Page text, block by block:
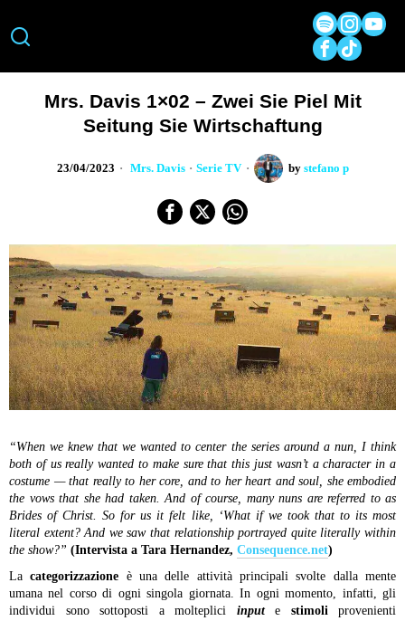
Mrs. Davis 1×02 – Zwei Sie Piel Mit
Seitung Sie Wirtschaftung
23/04/2023 Mrs. Davis · Serie TV by stefano p
“When we knew that we wanted to center the series around a nun, I think
both of us really wanted to make sure that this just wasn’t a character in a
costume — that really to her core, and to her heart and soul, she embodied
the vows that she had taken. And of course, many nuns are referred to as
Brides of Christ. So for us it felt like, ‘What if we took that to its most
literal extent? And we saw that relationship portrayed quite literally within
the show?” (Intervista a Tara Hernandez, Consequence.net)
Lacategorizzazione è una delle attività principali svolte dalla mente
umana nel corso di ogni singola giornata. In ogni momento, infatti, gli
individui sono sottoposti a molteplici input e stimoliprovenienti